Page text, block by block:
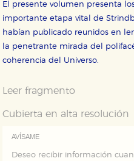
El presente volumen presenta
importante etapa vital de
habían publicado reunidos en
la penetrante mirada del
coherencia del Universo.
Leer fragmento
Cubierta en alta resolución
AVÍSAME
Deseo recibir información
almacenan
que se basan en la
navegador y dispositivo
GUARDAR